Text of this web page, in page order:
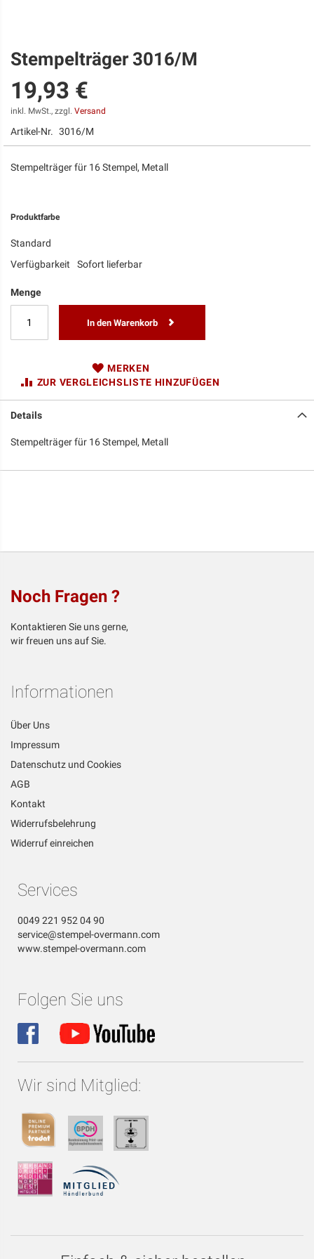
Zum
Anfang
der
Bildgalerie
springen
Stempelträger 3016/M
19,93 €
inkl. MwSt., zzgl. Versand
Artikel-Nr. 3016/M
Stempelträger für 16 Stempel, Metall
Produktfarbe
Standard
Verfügbarkeit
Sofort lieferbar
Menge
In den Warenkorb
MERKEN
ZUR VERGLEICHSLISTE HINZUFÜGEN
Details
Stempelträger für 16 Stempel, Metall
Noch Fragen ?
Kontaktieren Sie uns gerne,
wir freuen uns auf Sie.
Informationen
Über Uns
Impressum
Datenschutz und Cookies
AGB
Kontakt
Widerrufsbelehrung
Widerruf einreichen
Services
0049 221 952 04 90
service@stempel-overmann.com
www.stempel-overmann.com
Folgen Sie uns
Wir sind Mitglied: